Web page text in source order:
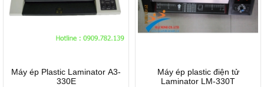
Máy ép Plastic Laminator A3-
330E
Máy ép plastic điện tử
Laminator LM-330T